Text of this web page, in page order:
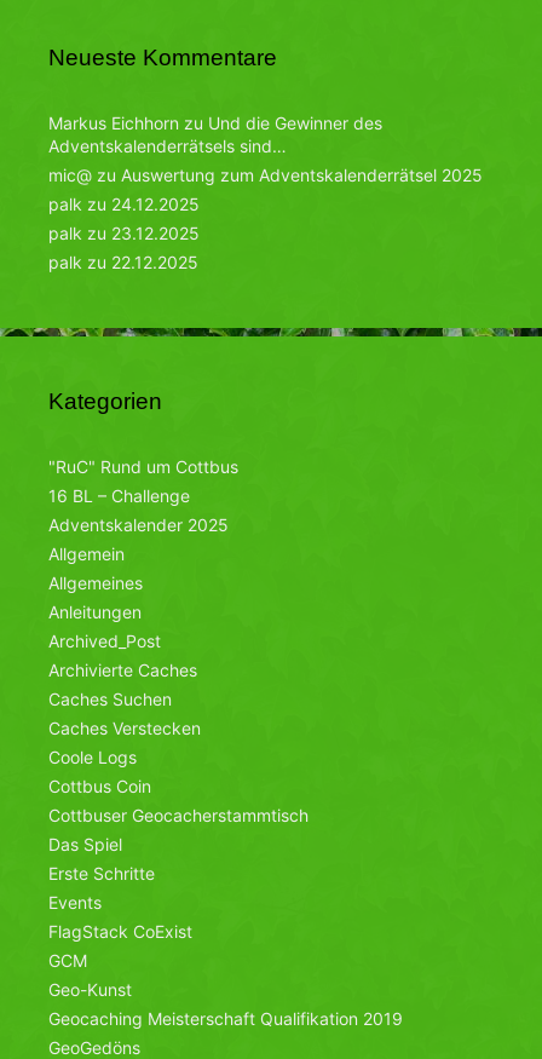
Neueste Kommentare
Markus Eichhorn zu Und die Gewinner des
Adventskalenderrätsels sind…
mic@ zu Auswertung zum Adventskalenderrätsel 2025
palk zu 24.12.2025
palk zu 23.12.2025
palk zu 22.12.2025
Kategorien
"RuC" Rund um Cottbus
16 BL – Challenge
Adventskalender 2025
Allgemein
Allgemeines
Anleitungen
Archived_Post
Archivierte Caches
Caches Suchen
Caches Verstecken
Coole Logs
Cottbus Coin
Cottbuser Geocacherstammtisch
Das Spiel
Erste Schritte
Events
FlagStack CoExist
GCM
Geo-Kunst
Geocaching Meisterschaft Qualifikation 2019
GeoGedöns